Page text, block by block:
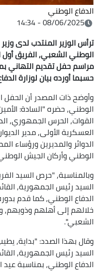
الدفاع الوطني
08/06/2025 - 14:34
ترأس الوزير المنتدب لدى
الوطني الشعبي, الفريق أول
مراسم حفل تقديم التهاني
حسبما أورده بيان لوزارة
وأوضح ذات المصدر أن الحفل
الوطني, حضره "السادة: الأمين
القوات, الحرس الجمهوري,
العسكرية الأولى, مدير
الدوائر والمديرين ورؤساء
الوطني وأركان الجيش
وبالمناسبة, "حرص السيد
السيد رئيس الجمهورية,
الدفاع الوطني, كما قدم
خلالهم إلى أهلهم وذويهم,
الشعبي".
وقال بهذا الصدد: "بداية,
السيد رئيس الجمهورية,
الدفاع الوطني, بمناسبة عيد